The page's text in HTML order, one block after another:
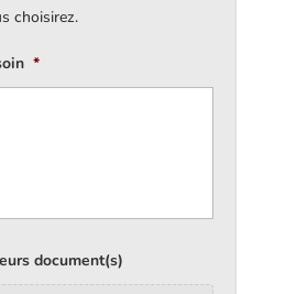
choisirez.
*
document(s)